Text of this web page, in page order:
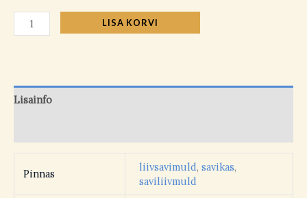
LISA KORVI
Lisainfo
Pinnas
liivsavimuld, savikas,
saviliivmuld